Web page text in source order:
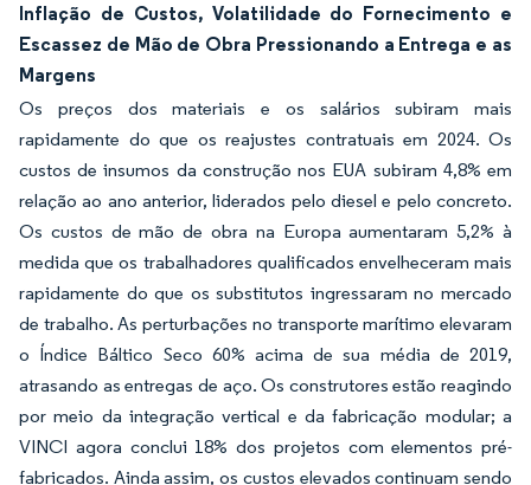
Inflação de Custos, Volatilidade do Fornecimento e
Escassez de Mão de Obra Pressionando a Entrega e as
Margens
Os preços dos materiais e os salários subiram mais
rapidamente do que os reajustes contratuais em 2024. Os
custos de insumos da construção nos EUA subiram 4,8% em
relação ao ano anterior, liderados pelo diesel e pelo concreto.
Os custos de mão de obra na Europa aumentaram 5,2% à
medida que os trabalhadores qualificados envelheceram mais
rapidamente do que os substitutos ingressaram no mercado
de trabalho. As perturbações no transporte marítimo elevaram
o Índice Báltico Seco 60% acima de sua média de 2019,
atrasando as entregas de aço. Os construtores estão reagindo
por meio da integração vertical e da fabricação modular; a
VINCI agora conclui 18% dos projetos com elementos pré-
fabricados. Ainda assim, os custos elevados continuam sendo